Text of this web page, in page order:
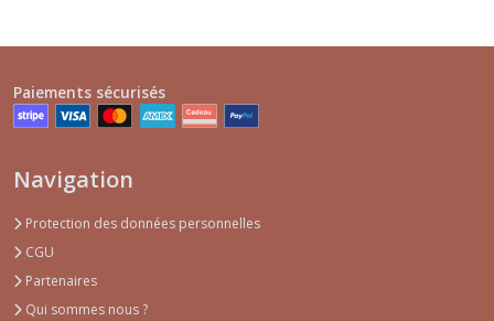
Paiements sécurisés
Navigation
Protection des données personnelles
CGU
Partenaires
Qui sommes nous ?